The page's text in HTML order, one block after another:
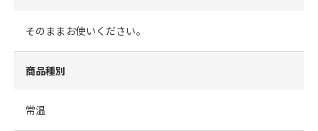
そのままお使いください。
商品種別
常温